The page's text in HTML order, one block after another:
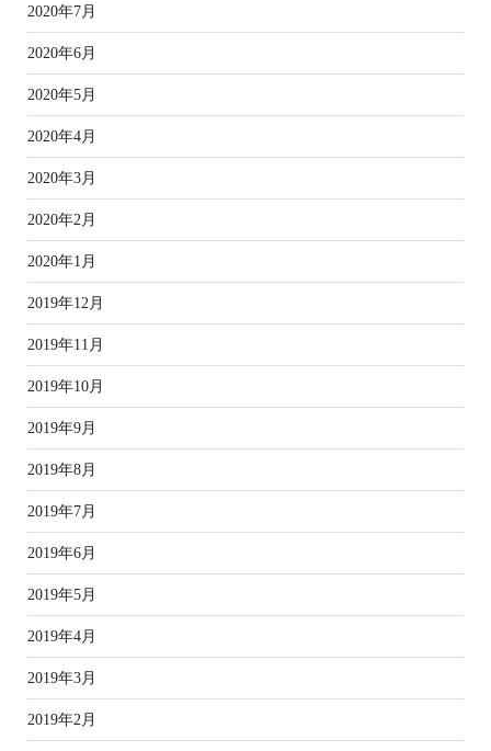
2020年7月
2020年6月
2020年5月
2020年4月
2020年3月
2020年2月
2020年1月
2019年12月
2019年11月
2019年10月
2019年9月
2019年8月
2019年7月
2019年6月
2019年5月
2019年4月
2019年3月
2019年2月